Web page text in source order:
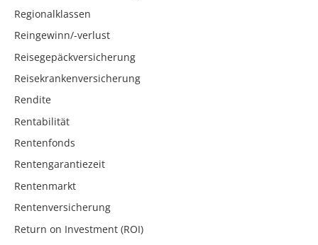
Regionalklassen
Reingewinn/-verlust
Reisegepäckversicherung
Reisekrankenversicherung
Rendite
Rentabilität
Rentenfonds
Rentengarantiezeit
Rentenmarkt
Rentenversicherung
Return on Investment (ROI)